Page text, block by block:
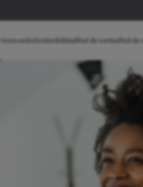
Innovación Sostenibilidad Red de ventasRed de